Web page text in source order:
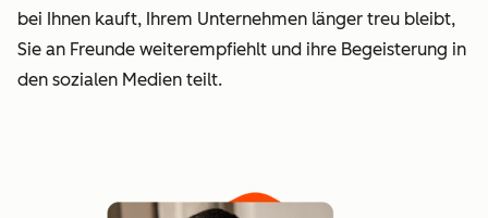
bei Ihnen kauft, Ihrem Unternehmen länger treu bleibt,
Sie an Freunde weiterempfiehlt und ihre Begeisterung in
den sozialen Medien teilt.